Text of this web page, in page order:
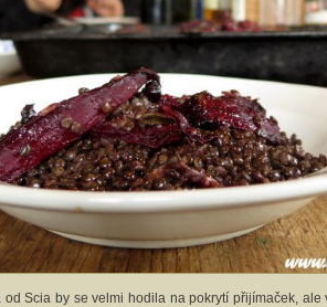
od Scia by se velmi hodila na pokrytí přijímaček,